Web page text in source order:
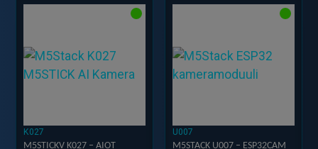
K027
M5STICKV K027 – AIOT
U007
M5STACK U007 – ESP32CAM